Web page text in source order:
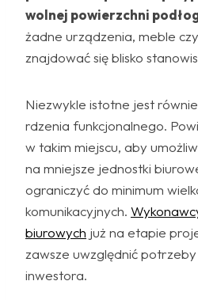
wolnej powierzchni
żadne urządzenia, meble
znajdować się blisko
Niezwykle istotne jest
rdzenia funkcjonalnego.
w takim miejscu, aby
na mniejsze jednostki
ograniczyć do minimum
komunikacyjnych.
biurowych już na etapie
zawsze uwzględnić
inwestora.